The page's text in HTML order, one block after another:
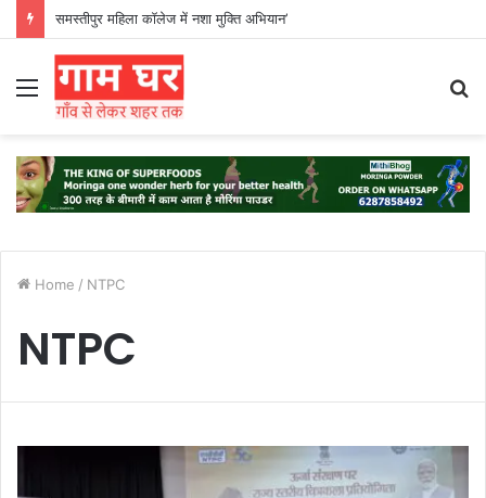
समस्तीपुर महिला कॉलेज में नशा मुक्ति अभियान’
Menu
Home / NTPC
NTPC